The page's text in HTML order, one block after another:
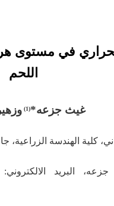
الحراري في مستوى
اللحم
غيث جزعه*(1)
البريد الالكتروني: